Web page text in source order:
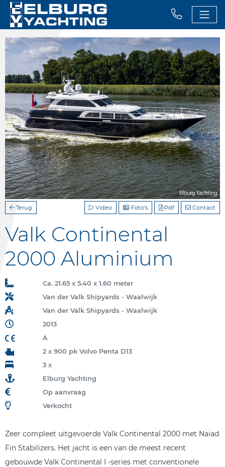
Terug Contact
Pdf
Foto's
Video
Valk Continental
2000 Aluminium
Ca. 21.65 x 5.40 x 1.60 meter
Van der Valk Shipyards - Waalwijk
Van der Valk Shipyards - Waalwijk
2013
A
2 x 900 pk Volvo Penta D13
3 x
Elburg Yachting
Op aanvraag
Verkocht
Zeer compleet uitgevoerde Valk Continental 2000 met Naiad
Fin Stabilizers. Het jacht is een van de meest recent
gebouwde Valk Continental I -series met conventionele